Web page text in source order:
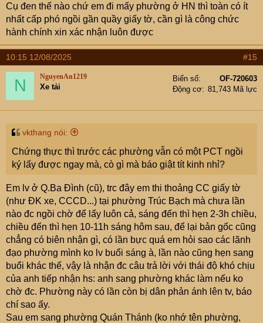
quyền cũng bị ức chế vì phong cách làm việc của các
công bộc của dân.
Nay đọc được thông tin này thấy bất ngờ quá, hay chỉ tại
e đen đủi dính vào những chỗ công bộc lởm nhỉ . Các cụ
có trải nghiệm tích cực khi đi làm bất kể loại giấy tờ gì có
thể chia sẻ được ko.
( e ở HN ạ )
Cụ đen thế nào chứ em đi mấy phường ở HN thì toàn có ít
nhất cấp phó ngồi gần quầy giấy tờ, cần gì là công chức
hành chính xin xác nhận luôn được
10:15 12/08/2025 #15
N NguyenAn1219
Xe tải
Biển số
OF-720603
Động cơ
81,743 Mã lực
vkthang nói:
Chứng thực thì trước các phường vẫn có một PCT ngồi
ký lấy được ngay mà, cò gì mà báo giật tít kinh nhỉ?
Em lv ở Q.Ba Đình (cũ), trc đây em thi thoảng CC giấy tờ
(như ĐK xe, CCCD...) tại phường Trúc Bạch mà chưa lần
nào đc ngồi chờ để lấy luôn cả, sáng đến thì hẹn 2-3h chiều,
chiều đến thì hẹn 10-11h sáng hôm sau, để lại bản gốc cũng
chẳng có biên nhận gì, có lần bực quá em hỏi sao các lãnh
đạo phường mình ko lv buổi sáng à, lần nào cũng hẹn sang
buổi khác thế, vậy là nhận đc câu trả lời với thái độ khó chịu
của anh tiếp nhận hs: anh sang phường khác làm nếu ko
chờ đc. Phường này có lần còn bị dân phản ánh lên tv, báo
chí sao ấy.
Sau em sang phường Quán Thánh (ko nhớ tên phường,